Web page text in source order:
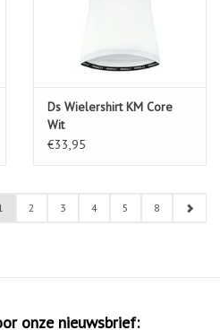
Ds Wielershirt KM Core
Wit
€33,95
2 3 4 5 8
onze nieuwsbrief: